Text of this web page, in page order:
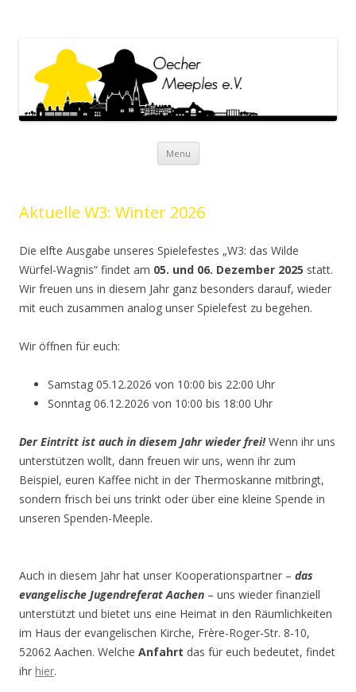
Menu Skip to content
Aktuelle W3: Winter 2026
Die elfte Ausgabe unseres Spielefestes „W3: das Wilde
Würfel-Wagnis“ findet am 05. und 06. Dezember 2025 statt.
Wir freuen uns in diesem Jahr ganz besonders darauf, wieder
mit euch zusammen analog unser Spielefest zu begehen.
Wir öffnen für euch:
Samstag 05.12.2026 von 10:00 bis 22:00 Uhr
Sonntag 06.12.2026 von 10:00 bis 18:00 Uhr
Der Eintritt ist auch in diesem Jahr wieder frei!Wenn ihr uns
unterstützen wollt, dann freuen wir uns, wenn ihr zum
Beispiel, euren Kaffee nicht in der Thermoskanne mitbringt,
sondern frisch bei uns trinkt oder über eine kleine Spende in
unseren Spenden-Meeple.
Auch in diesem Jahr hat unser Kooperationspartner – das
evangelische Jugendreferat Aachen – uns wieder finanziell
unterstützt und bietet uns eine Heimat in den Räumlichkeiten
im Haus der evangelischen Kirche, Frère-Roger-Str. 8-10,
52062 Aachen. Welche Anfahrt das für euch bedeutet, findet
ihr hier.